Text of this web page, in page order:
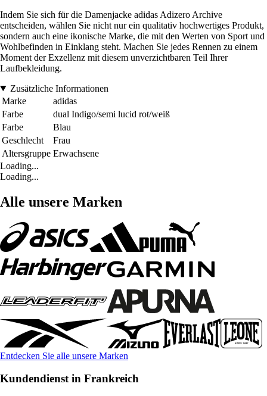
Indem Sie sich für die Damenjacke adidas Adizero Archive
entscheiden, wählen Sie nicht nur ein qualitativ hochwertiges Produkt,
sondern auch eine ikonische Marke, die mit den Werten von Sport und
Wohlbefinden in Einklang steht. Machen Sie jedes Rennen zu einem
Moment der Exzellenz mit diesem unverzichtbaren Teil Ihrer
Laufbekleidung.
Zusätzliche Informationen
Marke
adidas
Farbe
dual Indigo/semi lucid rot/weiß
Farbe
Blau
Geschlecht
Frau
Altersgruppe Erwachsene
Loading...
Loading...
Alle unsere Marken
Entdecken Sie alle unsere Marken
Kundendienst in Frankreich